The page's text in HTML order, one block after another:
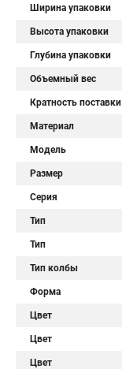
Ширина упаковки
Высота упаковки
Глубина упаковки
Объемный вес
Кратность поставки
Материал
Модель
Размер
Серия
Тип
Тип
Тип колбы
Форма
Цвет
Цвет
Цвет